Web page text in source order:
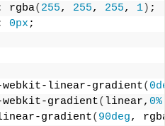
rgba( 255, 255, 255, 1) ;
0px ;
linear-gradient(
gradient( linear, 0%
gradient( 90deg,